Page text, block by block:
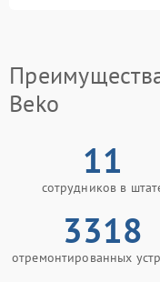
Beko
11
сотрудников в
3318
отремонтированных